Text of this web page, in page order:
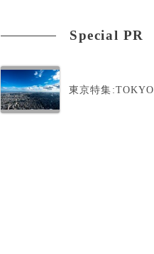
Special PR
東京特集